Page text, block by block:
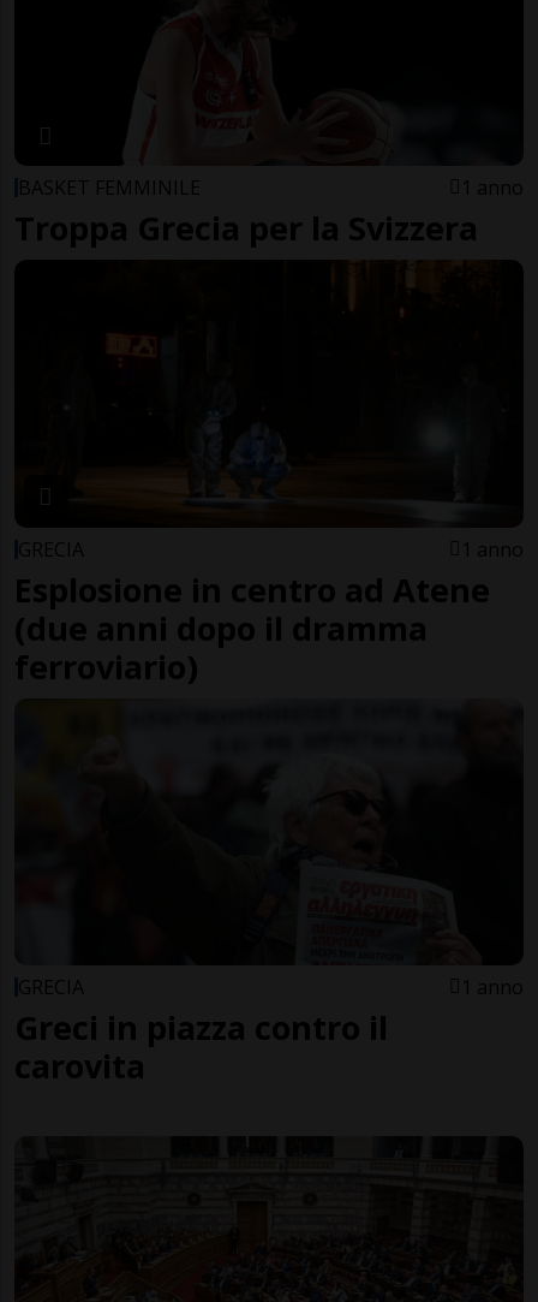
BASKET FEMMINILE 1 anno
Troppa Grecia per la Svizzera
GRECIA 1 anno
Esplosione in centro ad Atene
(due anni dopo il dramma
ferroviario)
GRECIA 1 anno
Greci in piazza contro il
carovita